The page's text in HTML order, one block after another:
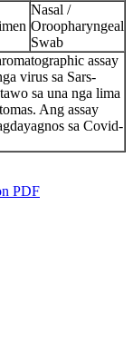
Nasal /
Oroopharyngeal
Swab
assay
virus sa Sars-
sa una nga lima
Ang assay
sa Covid-
PDF